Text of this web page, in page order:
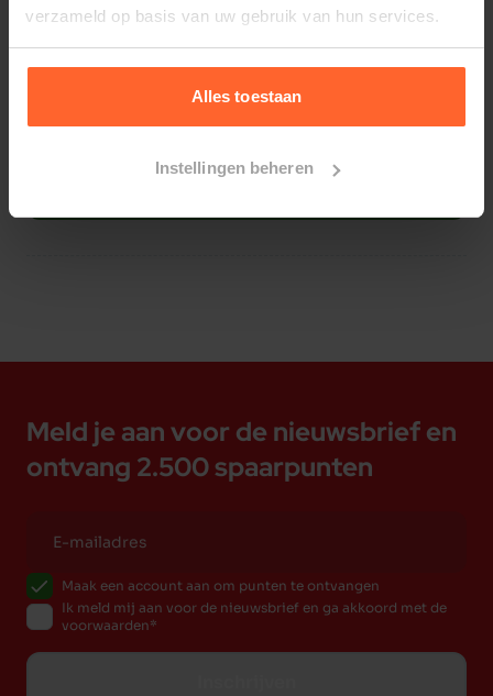
verzameld op basis van uw gebruik van hun services.
Alles toestaan
Instellingen beheren
Elke
8 weken
Elke
10 weken
Elke
12 weken
Meld je aan voor de nieuwsbrief en
ontvang 2.500 spaarpunten
Maak een account aan om punten te ontvangen
Ik meld mij aan voor de nieuwsbrief en ga akkoord met de
voorwaarden